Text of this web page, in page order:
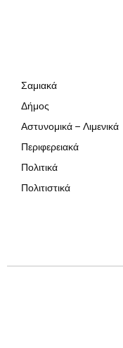
Σαμιακά
Δήμος
Αστυνομικά – Λιμενικά
Περιφερειακά
Πολιτικά
Πολιτιστικά